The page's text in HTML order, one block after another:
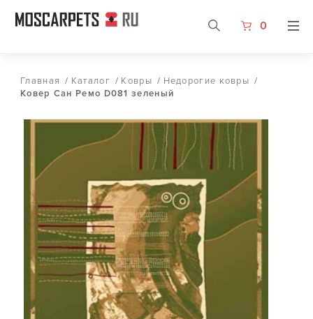
0
Главная / Каталог / Ковры / Недорогие ковры /
Ковер Сан Ремо D081 зеленый